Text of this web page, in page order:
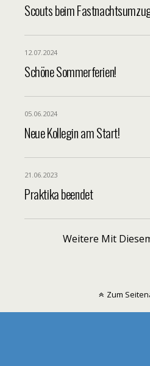
Scouts beim
12.07.2024
Schöne Sommerferien!
05.06.2024
Neue Kollegin am Start!
21.06.2023
Praktika beendet
Weitere Mit
Zum